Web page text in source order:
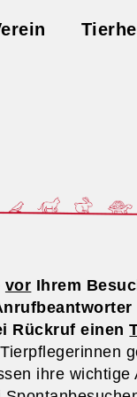
vor Ihrem
Rückruf einen
ihre wichtige